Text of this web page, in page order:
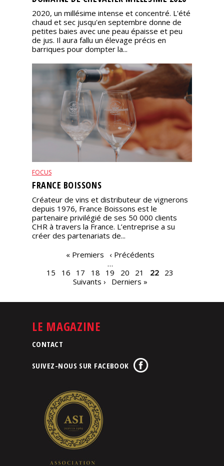
2020, un millésime intense et concentré. L'été
chaud et sec jusqu'en septembre donne de
petites baies avec une peau épaisse et peu
de jus. Il aura fallu un élevage précis en
barriques pour dompter la...
FOCUS
FRANCE BOISSONS
Créateur de vins et distributeur de vignerons
depuis 1976, France Boissons est le
partenaire privilégié de ses 50 000 clients
CHR à travers la France. L’entreprise a su
créer des partenariats de...
« Premiers
‹ Précédents
…
15
16 17 18 19 20 21 22
23
Suivants ›
Derniers »
LE MAGAZINE
CONTACT
SUIVEZ-NOUS SUR FACEBOOK